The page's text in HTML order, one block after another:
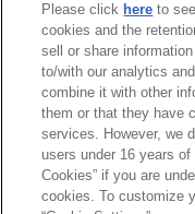
利用規約
Do Not
アレルギー
Please click here to
cookies and the
sell or share
to/with our analytics
combine it with other
them or that they have
services. However, we
users under 16 years of
Cookies” if you are
cookies. To customize